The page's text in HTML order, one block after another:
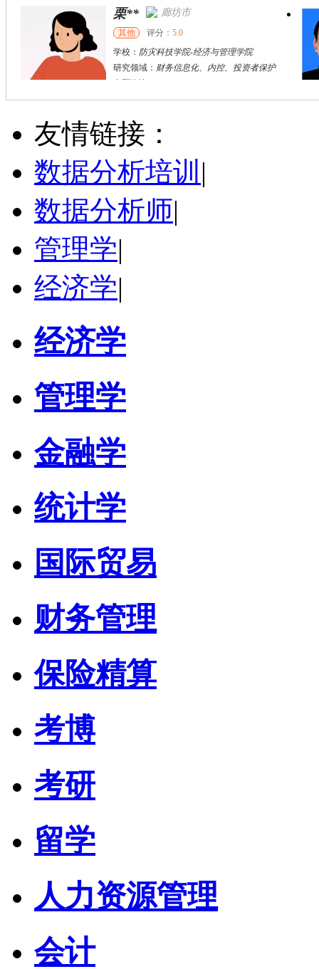
栗** 廊坊市
其他 评分： 5.0
学校： 防灾科技学院-经济与管理学院
研究领域： 财务信息化、内控、投资者保护
立即咨询
戴稳胜 北京市
博导
学校：中国人民大学
立即咨询
友情链接：
数据分析培训 |
数据分析师|
管理学|
经济学|
经济学
管理学
金融学
统计学
国际贸易
财务管理
保险精算
考博
考研
留学
人力资源管理
会计